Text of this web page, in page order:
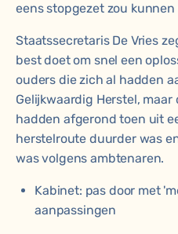
eens stopgezet zou kunnen
Staatssecretaris De Vries
best doet om snel een
ouders die zich al hadden
Gelijkwaardig Herstel,
hadden afgerond toen uit
herstelroute duurder was
was volgens ambtenaren.
Kabinet: pas door met
aanpassingen